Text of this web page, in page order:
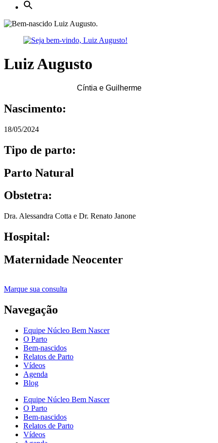
Luiz Augusto
Cíntia e Guilherme
Nascimento:
18/05/2024
Tipo de parto:
Parto Natural
Obstetra:
Dra. Alessandra Cotta e Dr. Renato Janone
Hospital:
Maternidade Neocenter
Marque sua consulta
Navegação
Equipe Núcleo Bem Nascer
O Parto
Bem-nascidos
Relatos de Parto
Vídeos
Agenda
Blog
Equipe Núcleo Bem Nascer
O Parto
Bem-nascidos
Relatos de Parto
Vídeos